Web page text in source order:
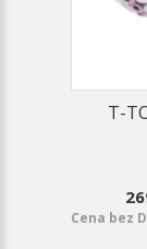
T-
Cena bez